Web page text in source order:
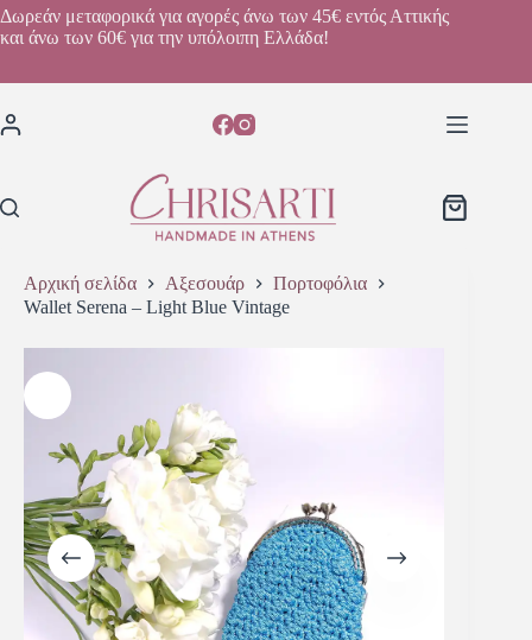
Δωρεάν μεταφορικά για αγορές άνω των 45€ εντός Αττικής
και άνω των 60€ για την υπόλοιπη Ελλάδα!
Αρχική σελίδα Αξεσουάρ
Πορτοφόλια
Wallet Serena – Light Blue Vintage